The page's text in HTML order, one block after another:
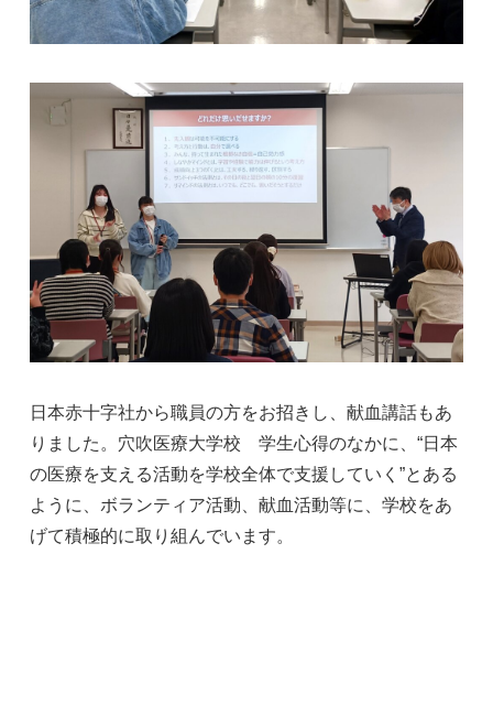
日本赤十字社から職員の方をお招きし、献血講話もあ
りました。穴吹医療大学校 学生心得のなかに、“日本
の医療を支える活動を学校全体で支援していく”とある
ように、ボランティア活動、献血活動等に、学校をあ
げて積極的に取り組んでいます。